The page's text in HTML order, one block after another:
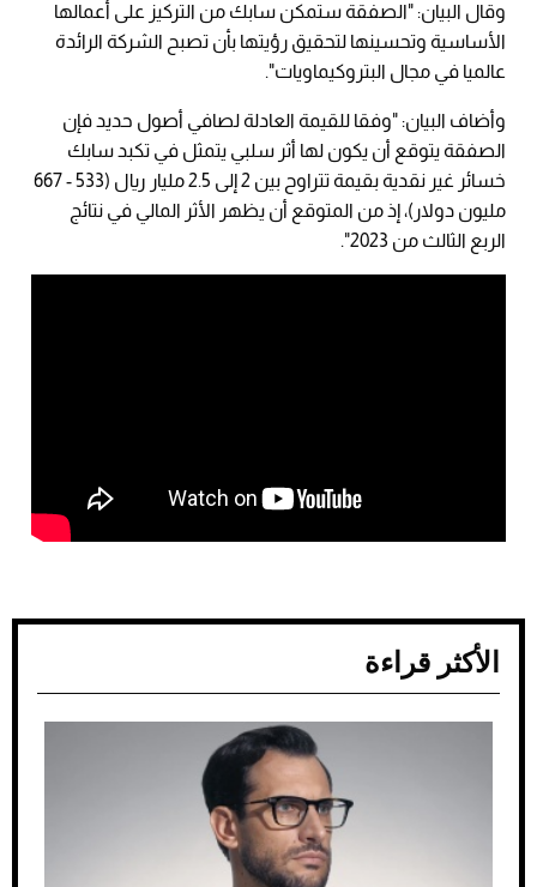
وقال البيان: "الصفقة ستمكن سابك من التركيز على أعمالها
الأساسية وتحسينها لتحقيق رؤيتها بأن تصبح الشركة الرائدة
عالميا في مجال البتروكيماويات".
وأضاف البيان: "وفقا للقيمة العادلة لصافي أصول حديد فإن
الصفقة يتوقع أن يكون لها أثر سلبي يتمثل في تكبد سابك
خسائر غير نقدية بقيمة تتراوح بين 2 إلى 2.5 مليار ريال (533 - 667
مليون دولار)، إذ من المتوقع أن يظهر الأثر المالي في نتائج
الربع الثالث من 2023".
الأكثر قراءة